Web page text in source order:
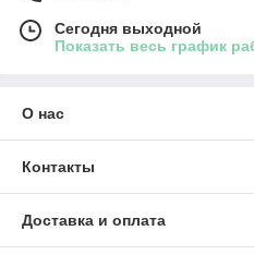
Сегодня выходной
Показать весь график
О нас
Контакты
Доставка и оплата